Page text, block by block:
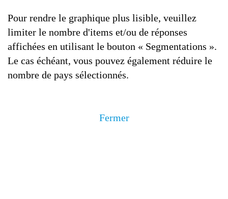
Pour rendre le graphique plus lisible, veuillez
limiter le nombre d'items et/ou de réponses
affichées en utilisant le bouton « Segmentations ».
Le cas échéant, vous pouvez également réduire le
nombre de pays sélectionnés.
Fermer